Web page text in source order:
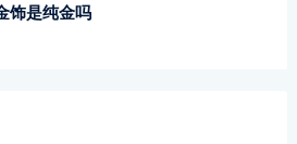
饰是纯金吗